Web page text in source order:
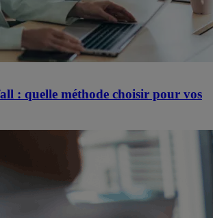
: quelle méthode choisir pour vos